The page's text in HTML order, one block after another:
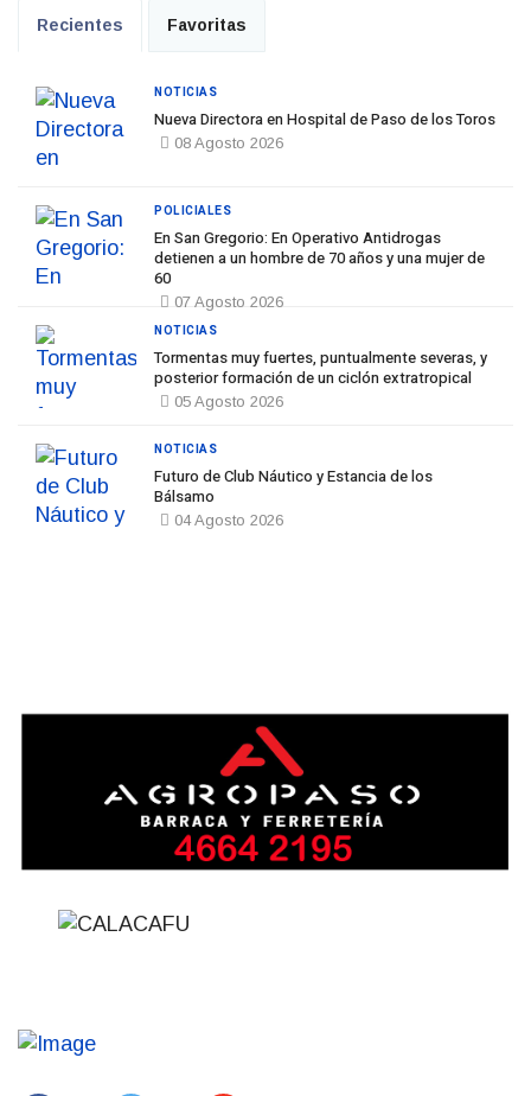
Recientes Favoritas
Nueva Directora en Hospital de Paso de los Toros
08 Agosto 2026
NOTICIAS
En San Gregorio: En Operativo Antidrogas
detienen a un hombre de 70 años y una mujer de
60
07 Agosto 2026
POLICIALES
Tormentas muy fuertes, puntualmente severas, y
posterior formación de un ciclón extratropical
05 Agosto 2026
NOTICIAS
Futuro de Club Náutico y Estancia de los
Bálsamo
04 Agosto 2026
NOTICIAS